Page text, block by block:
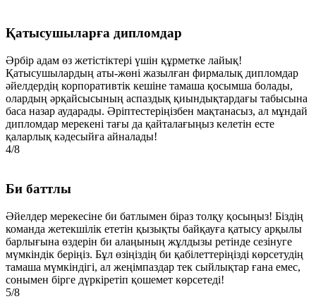
Қатысушыларға дипломдар
Әрбір адам өз жетістіктері үшін құрметке лайық!
Қатысушылардың аты-жөні жазылған фирмалық дипломдар
әйелдердің корпоративтік кешіне тамаша қосымша болады,
олардың әрқайсысының аспаздық қиындықтардағы табысына
баса назар аударады. Әріптестеріңізбен мақтанасыз, ал мұндай
дипломдар мерекені тағы да қайталағыңыз келетін есте
қаларлық кәдесыйға айналады!
4/8
Би баттлы
Әйелдер мерекесіне би батлымен біраз толқу қосыңыз! Біздің
команда жетекшілік ететін қызықты байқауға қатысу арқылы
барлығына өздерін би алаңының жұлдызы ретінде сезінуге
мүмкіндік беріңіз. Бұл өзіңіздің би қабілеттеріңізді көрсетудің
тамаша мүмкіндігі, ал жеңімпаздар тек сыйлықтар ғана емес,
сонымен бірге дүркіретіп қошемет көрсетеді!
5/8